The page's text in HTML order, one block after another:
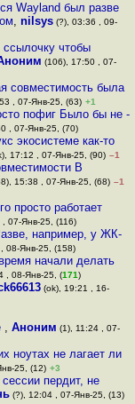
Wayland был разве
, nilsys(?), 03:36 , 09-
чтобы
(106), 17:50 , 07-
совместимость была
, 07-Янв-25, (63) +1
пофиг Было бы не -
, 07-Янв-25, (70)
экосистеме как-то
17:12 , 07-Янв-25, (90) –1
В
15:38 , 07-Янв-25, (68) –1
просто работает
, 07-Янв-25, (116)
например, у ЖК-
08-Янв-25, (158)
начали делать
, 08-Янв-25, (171)
(ok), 19:21 , 16-
,Аноним (1), 11:24 , 07-
ноутах не лагает ли
25, (12) +3
пердит, не
(?), 12:04 , 07-Янв-25, (13)